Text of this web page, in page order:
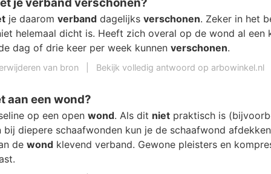
je daarom verband dagelijks verschonen. Zeker in het
helemaal dicht is. Heeft zich overal op de wond al een
dag of drie keer per week kunnen verschonen.
van bron Bekijk volledig antwoord op arbowinkel.nl
aan een wond?
op een open wond. Als dit niet praktisch is
bij diepere schaafwonden kun je de schaafwond
de wond klevend verband. Gewone pleisters en